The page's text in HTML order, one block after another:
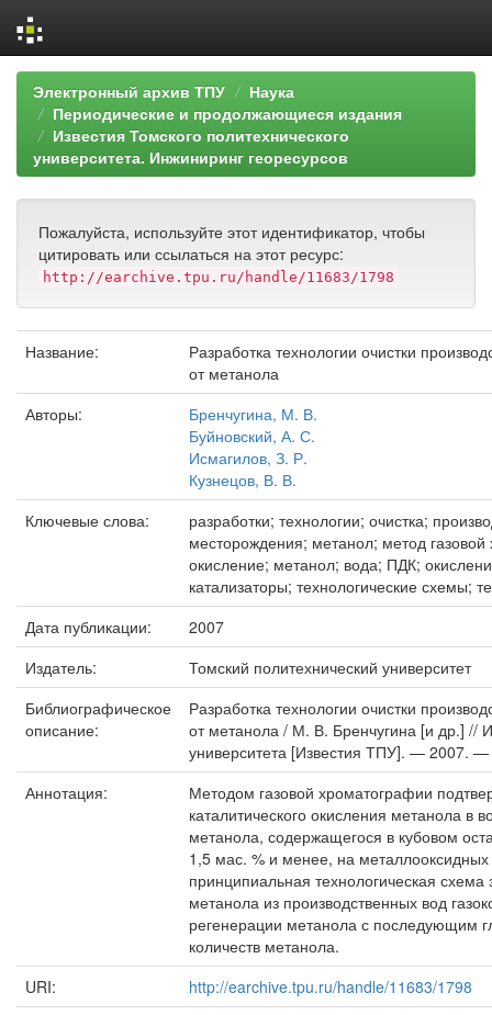
Skip
navigation
Электронный архив ТПУ
Наука
Периодические и продолжающиеся издания
Известия Томского политехнического
университета. Инжиниринг георесурсов
Пожалуйста, используйте этот идентификатор, чтобы
цитировать или ссылаться на этот ресурс:
http://earchive.tpu.ru/handle/11683/1798
Название:
Разработка технологии очистки
от метанола
Авторы:
Бренчугина, М. В.
Буйновский, А. С.
Исмагилов, З. Р.
Кузнецов, В. В.
Ключевые слова:
разработки; технологии; очистка;
месторождения; метанол; метод
окисление; метанол; вода; ПДК;
катализаторы; технологические схемы;
Дата публикации:
2007
Издатель:
Томский политехнический университет
Библиографическое
описание:
Разработка технологии очистки
от метанола / М. В. Бренчугина [и др.] //
университета [Известия ТПУ]. —
Аннотация:
Методом газовой хроматографии
каталитического окисления метанола
метанола, содержащегося в кубовом
1,5 мас. % и менее, на
принципиальная технологическая схема
метанола из производственных вод
регенерации метанола с последующим
количеств метанола.
URI:
http://earchive.tpu.ru/handle/11683/1798